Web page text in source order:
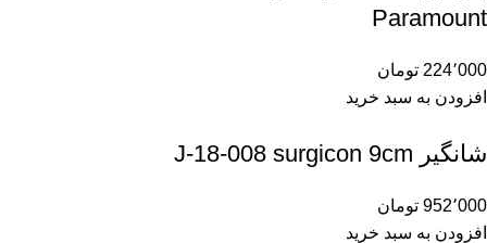
Paramount
224٬000 تومان
افزودن به سبد خرید
شانگیر J-18-008 surgicon 9cm
952٬000 تومان
افزودن به سبد خرید